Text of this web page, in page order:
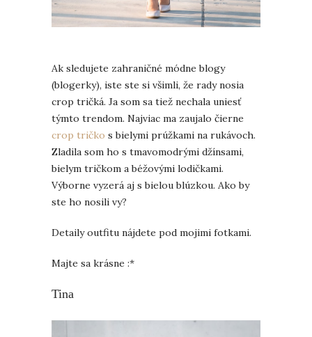
Ak sledujete zahraničné módne blogy
(blogerky), iste ste si všimli, že rady nosia
crop tričká. Ja som sa tiež nechala uniesť
týmto trendom. Najviac ma zaujalo čierne
crop tričko s bielymi prúžkami na rukávoch.
Zladila som ho s tmavomodrými džínsami,
bielym tričkom a béžovými lodičkami.
Výborne vyzerá aj s bielou blúzkou. Ako by
ste ho nosili vy?
Detaily outfitu nájdete pod mojimi fotkami.
Majte sa krásne :*
Tina